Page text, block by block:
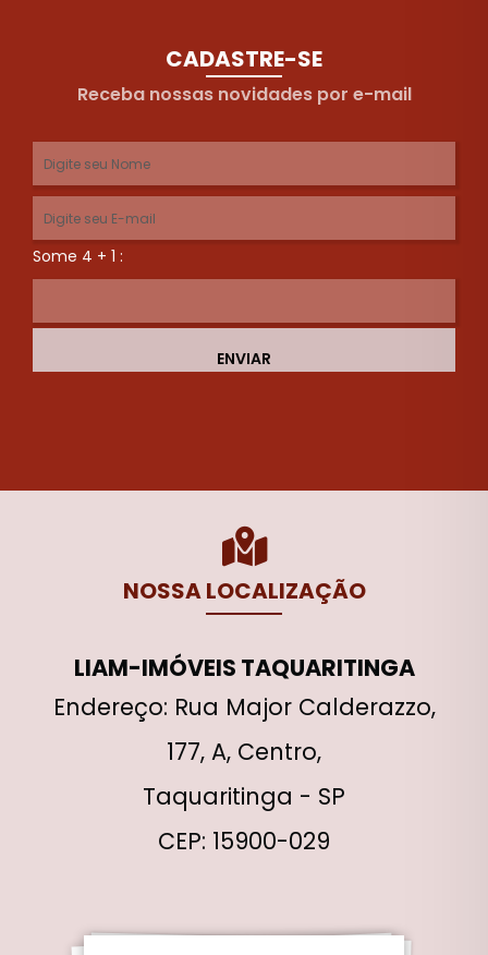
CADASTRE-SE
Receba nossas novidades por e-mail
Some 4 + 1 :
ENVIAR
NOSSA LOCALIZAÇÃO
LIAM-IMÓVEIS TAQUARITINGA
Endereço: Rua Major Calderazzo,
177, A, Centro,
Taquaritinga - SP
CEP: 15900-029